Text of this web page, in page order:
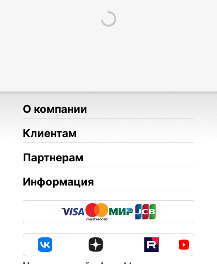
О компании
Клиентам
Партнерам
Информация